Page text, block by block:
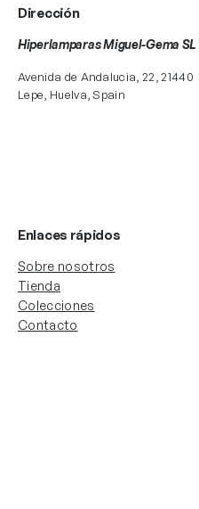
Dirección
Hiperlamparas Miguel-Gema SL
Avenida de Andalucia, 22, 21440
Lepe, Huelva, Spain
Enlaces rápidos
Sobre nosotros
Tienda
Colecciones
Contacto